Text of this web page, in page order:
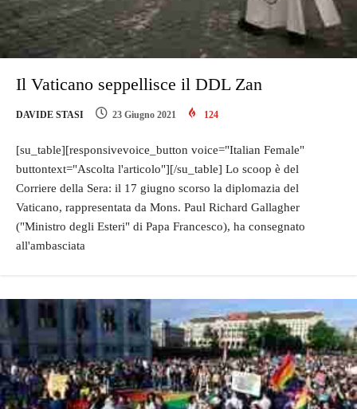
Il Vaticano seppellisce il DDL Zan
DAVIDE STASI 23 Giugno 2021 124
[su_table][responsivevoice_button voice="Italian Female"
buttontext="Ascolta l'articolo"][/su_table] Lo scoop è del
Corriere della Sera: il 17 giugno scorso la diplomazia del
Vaticano, rappresentata da Mons. Paul Richard Gallagher
("Ministro degli Esteri" di Papa Francesco), ha consegnato
all'ambasciata